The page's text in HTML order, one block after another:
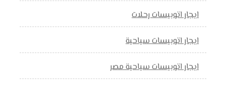
ايجار اتوبيسات رحلات
ايجار اتوبيسات سياحية
ايجار اتوبيسات سياحية مصر